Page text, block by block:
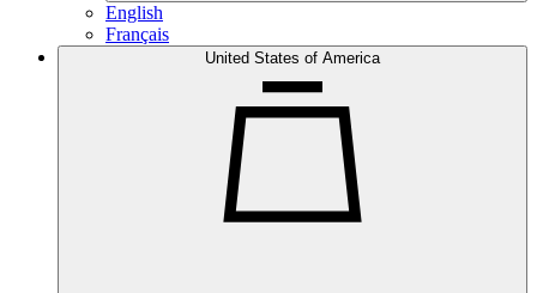
English
Français
United States of America